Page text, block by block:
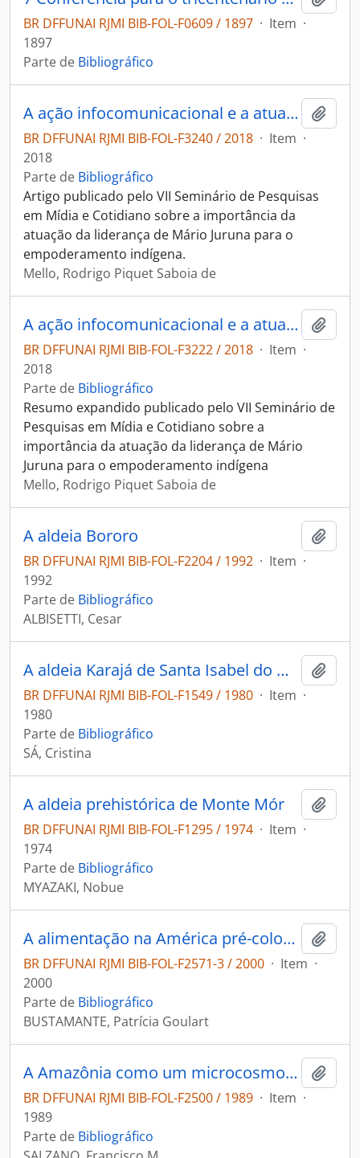
BR DFFUNAI RJMI BIB-FOL-F0609 / 1897 · Item ·
1897
Parte de Bibliográfico
A ação infocomunicacional e a atuação de Mário Juruna para a emancipação política dos povos indígenas
BR DFFUNAI RJMI BIB-FOL-F3240 / 2018 · Item ·
2018
Parte de Bibliográfico
Artigo publicado pelo VII Seminário de Pesquisas
em Mídia e Cotidiano sobre a importância da
atuação da liderança de Mário Juruna para o
empoderamento indígena.
Mello, Rodrigo Piquet Saboia de
A ação infocomunicacional e a atuação de Mário Juruna para a emancipação política dos povos indígenas
BR DFFUNAI RJMI BIB-FOL-F3222 / 2018 · Item ·
2018
Parte de Bibliográfico
Resumo expandido publicado pelo VII Seminário de
Pesquisas em Mídia e Cotidiano sobre a
importância da atuação da liderança de Mário
Juruna para o empoderamento indígena
Mello, Rodrigo Piquet Saboia de
A aldeia Bororo
BR DFFUNAI RJMI BIB-FOL-F2204 / 1992 · Item ·
1992
Parte de Bibliográfico
ALBISETTI, Cesar
A aldeia Karajá de Santa Isabel do Morro
BR DFFUNAI RJMI BIB-FOL-F1549 / 1980 · Item ·
1980
Parte de Bibliográfico
SÁ, Cristina
A aldeia prehistórica de Monte Mór
BR DFFUNAI RJMI BIB-FOL-F1295 / 1974 · Item ·
1974
Parte de Bibliográfico
MYAZAKI, Nobue
A alimentação na América pré-colombiana
BR DFFUNAI RJMI BIB-FOL-F2571-3 / 2000 · Item ·
2000
Parte de Bibliográfico
BUSTAMANTE, Patrícia Goulart
A Amazônia como um microcosmo: populações indígenas.
BR DFFUNAI RJMI BIB-FOL-F2500 / 1989 · Item ·
1989
Parte de Bibliográfico